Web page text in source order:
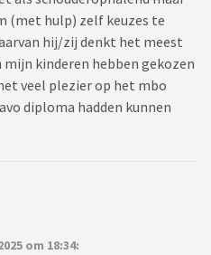
(met hulp) zelf keuzes te
hij/zij denkt het meest
kinderen hebben gekozen
veel plezier op het mbo
diploma hadden kunnen
om 18:34: